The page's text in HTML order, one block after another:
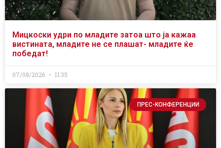
Мицкоски удри по младите затоа што ја кажаа
вистината, младите не се плашат- младите ќе
победат!
07/08/2026 11:35
ПРЕС-КОНФЕРЕНЦИИ